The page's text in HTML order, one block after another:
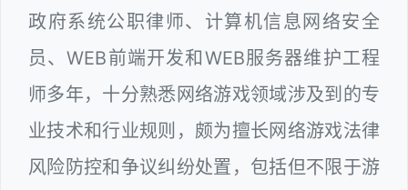
政府系统公职律师、计算机信息网络安全
员、WEB前端开发和WEB服务器维护工程
师多年，十分熟悉网络游戏领域涉及到的专
业技术和行业规则，颇为擅长网络游戏法律
风险防控和争议纠纷处置，包括但不限于游